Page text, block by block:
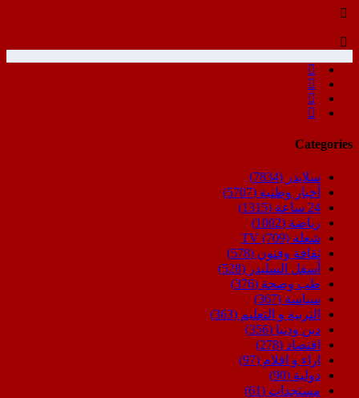
Categories
سلايدر (7834)
أخبار وطنية (5707)
24 ساعة
(1315)
رياضة (1002)
شعلة TV (709)
ثقافة وفنون (578)
أسفل السليدر (528)
طب وصحة (376)
سياسة (367)
التربية و التعليم (363)
دين ودنيا (356)
اقتصاد (278)
اراء و اقلام (97)
دولية (90)
مستجدات (61)